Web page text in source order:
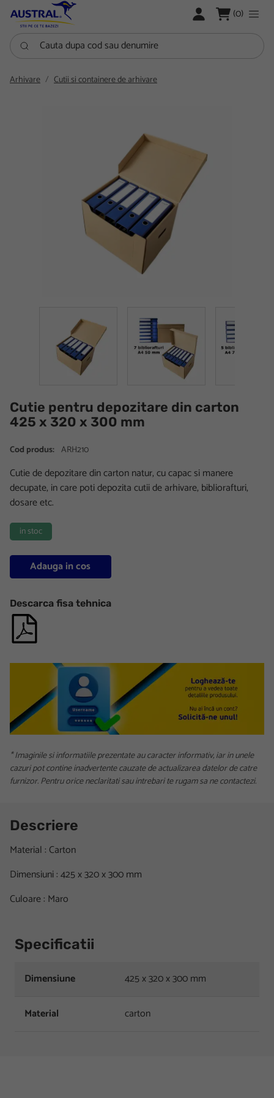
LOGARE (0)
Cauta dupa cod sau denumire
Arhivare Cutii si containere de arhivare
Cutie pentru depozitare din carton
425 x 320 x 300 mm
Cod produs: ARH210
Cutie de depozitare din carton natur, cu capac si manere
decupate, in care poti depozita cutii de arhivare, bibliorafturi,
dosare etc.
in stoc
Adauga in cos
Descarca fisa tehnica
* Imaginile si informatiile prezentate au caracter informativ, iar in unele
cazuri pot contine inadvertente cauzate de actualizarea datelor de catre
furnizor. Pentru orice neclaritati sau intrebari te rugam sa ne contactezi.
Descriere
Material : Carton
Dimensiuni : 425 x 320 x 300 mm
Culoare : Maro
Specificatii
Dimensiune 425 x 320 x 300 mm
Material carton